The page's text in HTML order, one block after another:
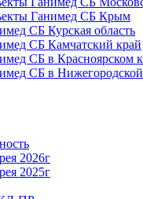
Ганимед СБ Крым
СБ Курская область
СБ Камчатский край
СБ в Красноярском
СБ в Нижегородской
2026г
2025г